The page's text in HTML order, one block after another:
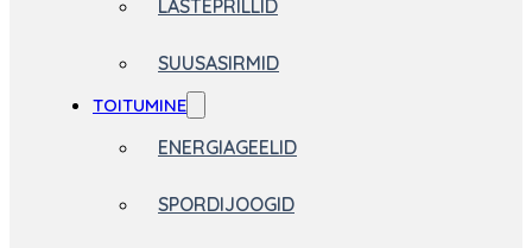
LASTEPRILLID
SUUSASIRMID
TOITUMINE
ENERGIAGEELID
SPORDIJOOGID